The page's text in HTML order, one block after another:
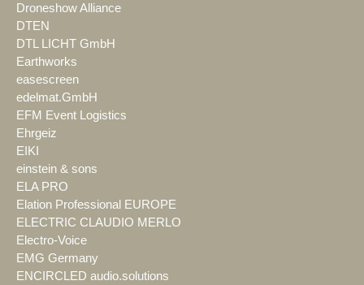
Droneshow Alliance
DTEN
DTL LICHT GmbH
Earthworks
easescreen
edelmat.GmbH
EFM Event Logistics
Ehrgeiz
EIKI
einstein & sons
ELA PRO
Elation Professional EUROPE
ELECTRIC CLAUDIO MERLO
Electro-Voice
EMG Germany
ENCIRCLED audio.solutions